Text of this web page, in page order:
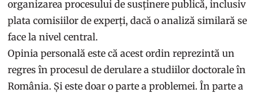
organizarea procesului de susținere publică, inclusiv
plata comisiilor de experți, dacă o analiză similară se
face la nivel central.
Opinia personală este că acest ordin reprezintă un
regres în procesul de derulare a studiilor doctorale în
România. Și este doar o parte a problemei. În parte a